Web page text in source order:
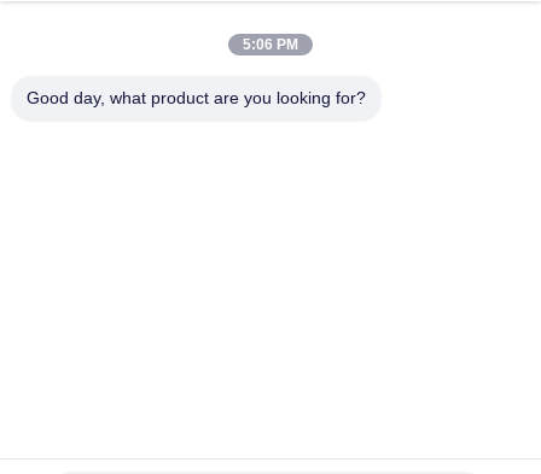
5:06 PM
Good day, what product are you looking for?